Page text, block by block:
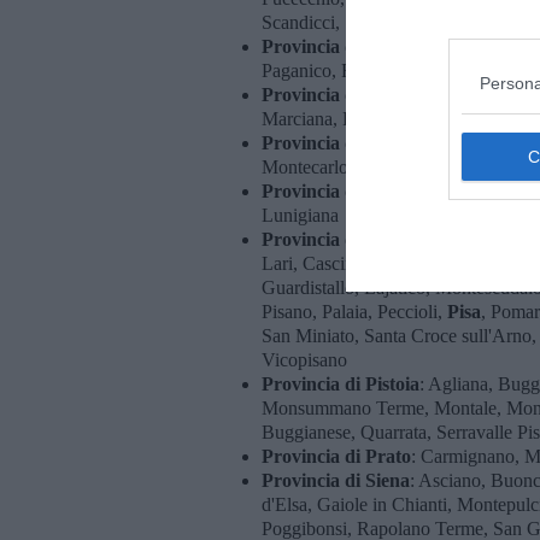
Scandicci, Sesto Fiorentino, Signa,
Provincia di Grosseto
:
Paganico, Follonica, Gavorrano,
Provincia di Livorno
: Bibbona,
Marciana, Rosignano Marittimo,
Provincia di Lucca
Montecarlo, Pietrasanta, Porcari,
Provincia di Massa-Carrara
Lunigiana
Provincia di Pisa
: Bientina, Buti,
Lari, Cascina, Castelfranco di
Guardistallo, Lajatico,
Pisano, Palaia, Peccioli, Pisa,
San Miniato, Santa Croce
Vicopisano
Provincia di Pistoia: Agliana,
Monsummano Terme, Montale,
Buggianese, Quarrata, Serravalle
Provincia di Prato: Carmignano,
Provincia di Siena: Asciano,
d'Elsa, Gaiole in Chianti,
Poggibonsi, Rapolano Terme, San